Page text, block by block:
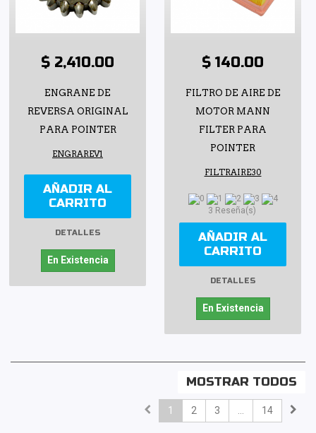
$ 2,410.00
ENGRANE DE
REVERSA ORIGINAL
PARA POINTER
ENGRAREV1
AÑADIR AL
CARRITO
DETALLES
En Existencia
$ 140.00
FILTRO DE AIRE DE
MOTOR MANN
FILTER PARA
POINTER
FILTRAIRE30
3 Reseña(s)
AÑADIR AL
CARRITO
DETALLES
En Existencia
MOSTRAR TODOS
1 2 3 14